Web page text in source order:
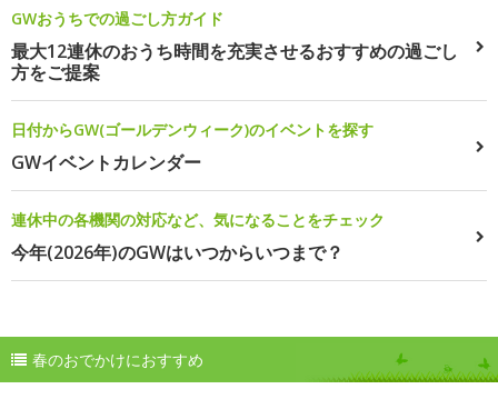
GWおうちでの過ごし方ガイド
最大12連休のおうち時間を充実させるおすすめの過ごし
方をご提案
日付からGW(ゴールデンウィーク)のイベントを探す
GWイベントカレンダー
連休中の各機関の対応など、気になることをチェック
今年(2026年)のGWはいつからいつまで？
春のおでかけにおすすめ